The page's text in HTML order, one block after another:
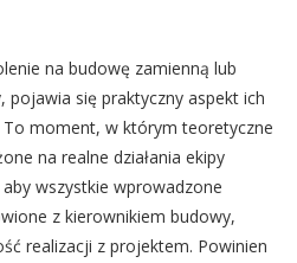
na budowę zamienną lub
pojawia się praktyczny aspekt ich
moment, w którym teoretyczne
na realne działania ekipy
wszystkie wprowadzone
z kierownikiem budowy,
realizacji z projektem. Powinien